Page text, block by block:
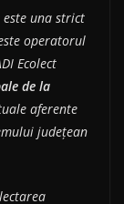
una strict
operatorul
Ecolect
de la
aferente
județean